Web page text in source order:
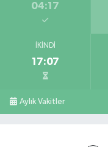
04:17
İKINDI
17:07
Aylık Vakitler